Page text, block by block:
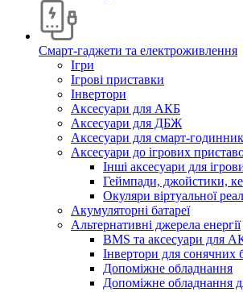
Смарт-гаджети та електроживлення
Ігри
Ігрові приставки
Інвертори
Аксесуари для АКБ
Аксесуари для ДБЖ
Аксесуари для смарт-
Аксесуари до ігрових
Інші аксесуари для
Геймпади, джойстики,
Окуляри віртуальної
Акумуляторні батареї
Альтернативні джерела енергії
BMS та аксесуари для
Інвертори для сонячних
Допоміжне обладнання
Допоміжне обладнання